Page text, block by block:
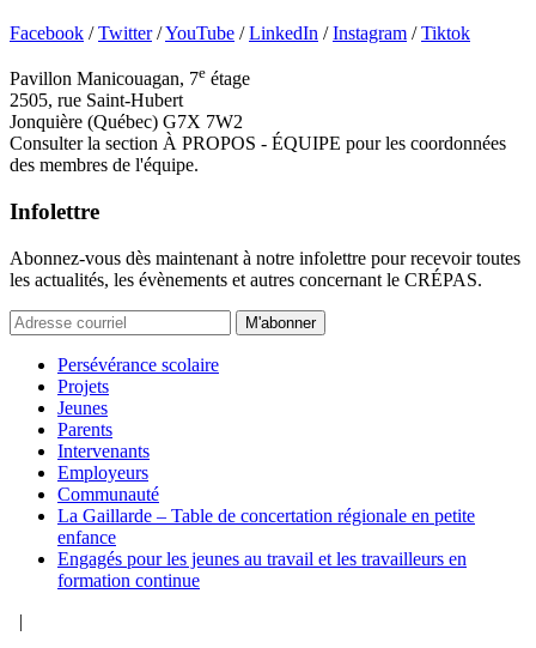
Facebook /Twitter/YouTube /LinkedIn /Instagram /Tiktok
Pavillon Manicouagan, 7e étage
2505, rue Saint-Hubert
Jonquière (Québec) G7X 7W2
Consulter la section À PROPOS - ÉQUIPE pour les coordonnées
des membres de l'équipe.
Infolettre
Abonnez-vous dès maintenant à notre infolettre pour recevoir toutes
les actualités, les évènements et autres concernant le CRÉPAS.
M'abonner
Persévérance scolaire
Projets
Jeunes
Parents
Intervenants
Employeurs
Communauté
La Gaillarde – Table de concertation régionale en petite
enfance
Engagés pour les jeunes au travail et les travailleurs en
formation continue
|